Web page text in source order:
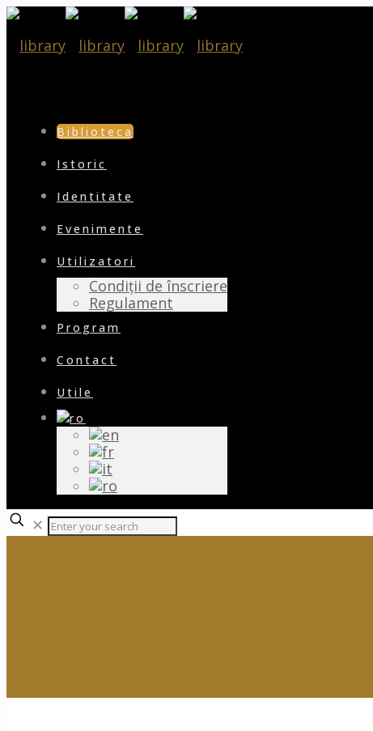
Biblioteca
Istoric
Identitate
Evenimente
Utilizatori
Condiții de înscriere
Regulament
Program
Contact
Utile
✕